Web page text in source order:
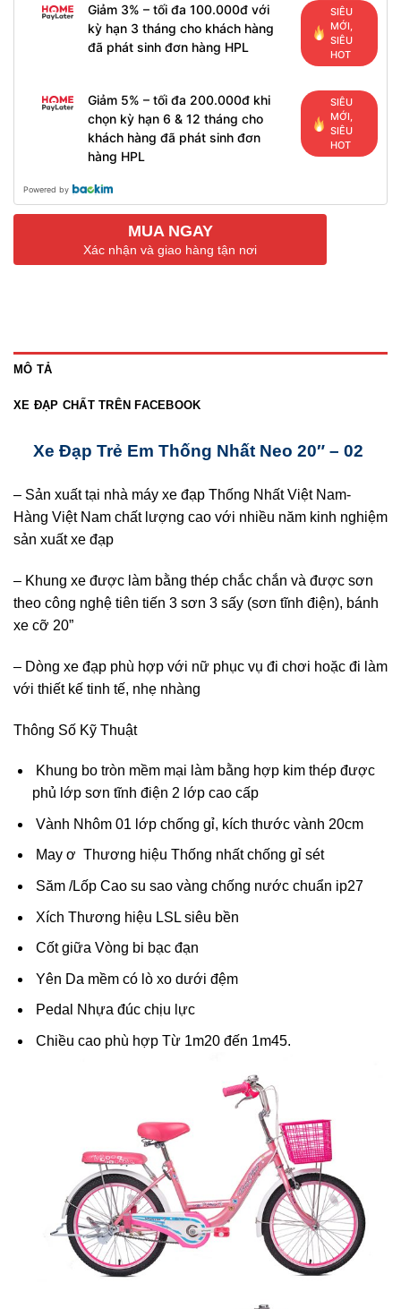
Giảm 3% – tối đa 100.000đ với
kỳ hạn 3 tháng cho khách hàng
đã phát sinh đơn hàng HPL
SIÊU
MỚI,
SIÊU
HOT
Giảm 5% – tối đa 200.000đ khi
chọn kỳ hạn 6 & 12 tháng cho
khách hàng đã phát sinh đơn
hàng HPL
SIÊU
MỚI,
SIÊU
HOT
Powered by
MUA NGAY
Xác nhận và giao hàng tận nơi
MÔ TẢ
XE ĐẠP CHẤT TRÊN FACEBOOK
Xe Đạp Trẻ Em Thống Nhất Neo 20″ – 02
– Sản xuất tại nhà máy xe đạp Thống Nhất Việt Nam-
Hàng Việt Nam chất lượng cao với nhiều năm kinh nghiệm
sản xuất xe đạp
– Khung xe được làm bằng thép chắc chắn và được sơn
theo công nghệ tiên tiến 3 sơn 3 sấy (sơn tĩnh điện), bánh
xe cỡ 20”
– Dòng xe đạp phù hợp với nữ phục vụ đi chơi hoặc đi làm
với thiết kế tinh tế, nhẹ nhàng
Thông Số Kỹ Thuật
Khung bo tròn mềm mại làm bằng hợp kim thép được
phủ lớp sơn tĩnh điện 2 lớp cao cấp
Vành Nhôm 01 lớp chống gỉ, kích thước vành 20cm
May ơ Thương hiệu Thống nhất chống gỉ sét
Săm /Lốp Cao su sao vàng chống nước chuẩn ip27
Xích Thương hiệu LSL siêu bền
Cốt giữa Vòng bi bạc đạn
Yên Da mềm có lò xo dưới đệm
Pedal Nhựa đúc chịu lực
Chiều cao phù hợp Từ 1m20 đến 1m45.